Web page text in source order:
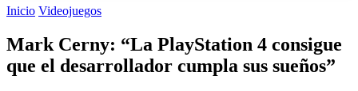
Inicio Videojuegos
Mark Cerny: “La PlayStation 4 consigue
que el desarrollador cumpla sus sueños”